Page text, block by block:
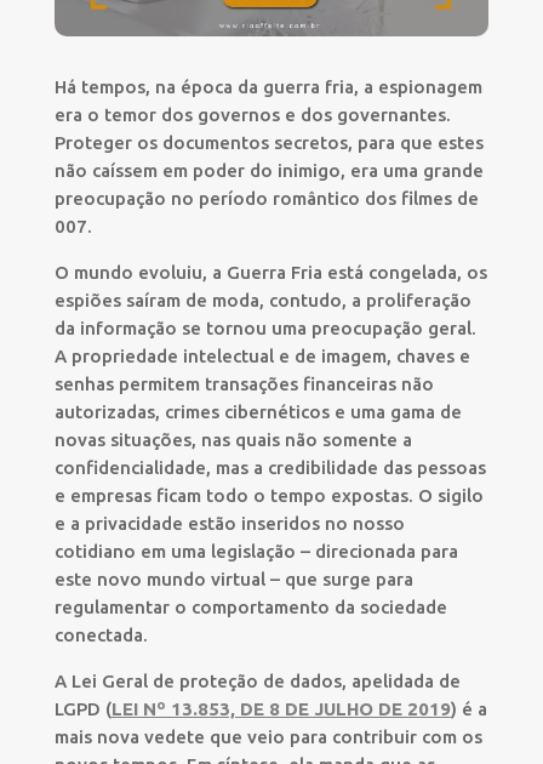
Há tempos, na época da guerra fria, a espionagem
era o temor dos governos e dos governantes.
Proteger os documentos secretos, para que estes
não caíssem em poder do inimigo, era uma grande
preocupação no período romântico dos filmes de
007.
O mundo evoluiu, a Guerra Fria está congelada, os
espiões saíram de moda, contudo, a proliferação
da informação se tornou uma preocupação geral.
A propriedade intelectual e de imagem, chaves e
senhas permitem transações financeiras não
autorizadas, crimes cibernéticos e uma gama de
novas situações, nas quais não somente a
confidencialidade, mas a credibilidade das pessoas
e empresas ficam todo o tempo expostas. O sigilo
e a privacidade estão inseridos no nosso
cotidiano em uma legislação – direcionada para
este novo mundo virtual – que surge para
regulamentar o comportamento da sociedade
conectada.
A Lei Geral de proteção de dados, apelidada de
LGPD (LEI Nº 13.853, DE 8 DE JULHO DE 2019) é a
mais nova vedete que veio para contribuir com os